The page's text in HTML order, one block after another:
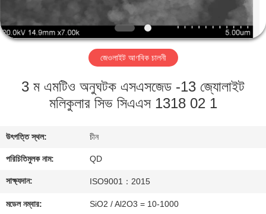
সম্পর্কে
কারখানা
যোগাযোগ
করুন
জেওলাইট আণবিক চালনী
3 ম এমটিও অনুঘটক এসএসজেড -13 জ্যোলাইট
মলিকুলার সিভ সিএএস 1318 02 1
উৎপত্তি স্থল: চীন
পরিচিতিমুলক নাম: QD
সাক্ষ্যদান: ISO9001：2015
মডেল নম্বার: SiO2 / Al2O3 = 10-1000